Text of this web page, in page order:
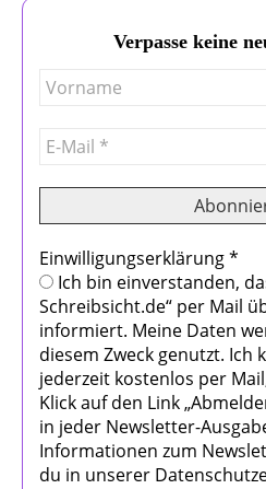
Verpasse keine
Einwilligungserklärung*
Ich bin einverstanden,
Schreibsicht.de“ per Mail
informiert. Meine Daten
diesem Zweck genutzt. Ich
jederzeit kostenlos per
Klick auf den Link
in jeder Newsletter-
Informationen zum
du in unserer